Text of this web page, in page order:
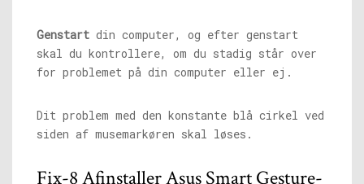
Genstart din computer, og efter genstart
skal du kontrollere, om du stadig står over
for problemet på din computer eller ej.
Dit problem med den konstante blå cirkel ved
siden af ​​musemarkøren skal løses.
Fix-8 Afinstaller Asus Smart Gesture-